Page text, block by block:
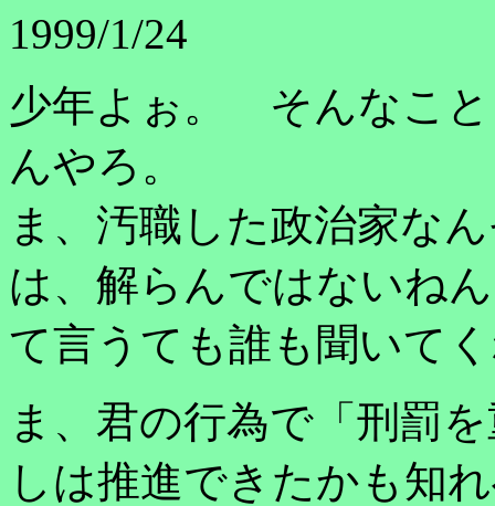
1999/1/24
少年よぉ。 そんなこと
んやろ。
ま、汚職した政治家な
は、解らんではないね
て言うても誰も聞いて
ま、君の行為で「刑罰
しは推進できたかも知